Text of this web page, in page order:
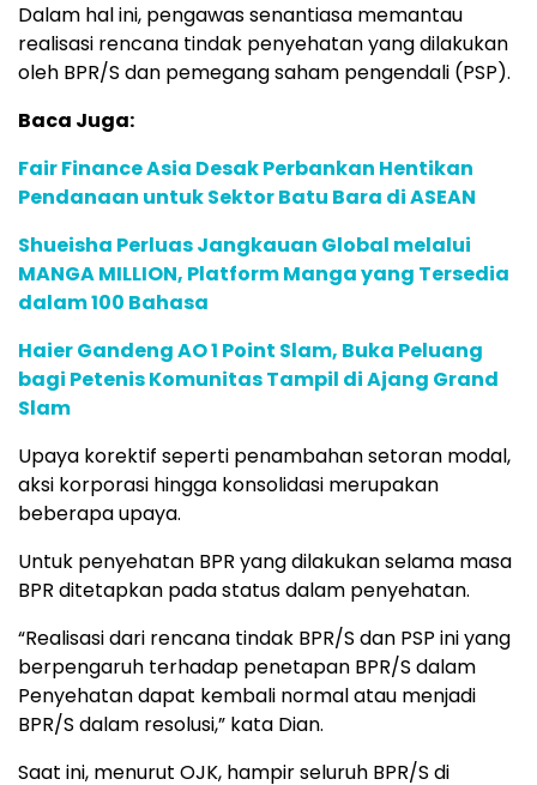
Dalam hal ini, pengawas senantiasa memantau
realisasi rencana tindak penyehatan yang dilakukan
oleh BPR/S dan pemegang saham pengendali (PSP).
Baca Juga:
Fair Finance Asia Desak Perbankan Hentikan
Pendanaan untuk Sektor Batu Bara di ASEAN
Shueisha Perluas Jangkauan Global melalui
MANGA MILLION, Platform Manga yang Tersedia
dalam 100 Bahasa
Haier Gandeng AO 1 Point Slam, Buka Peluang
bagi Petenis Komunitas Tampil di Ajang Grand
Slam
Upaya korektif seperti penambahan setoran modal,
aksi korporasi hingga konsolidasi merupakan
beberapa upaya.
Untuk penyehatan BPR yang dilakukan selama masa
BPR ditetapkan pada status dalam penyehatan.
“Realisasi dari rencana tindak BPR/S dan PSP ini yang
berpengaruh terhadap penetapan BPR/S dalam
Penyehatan dapat kembali normal atau menjadi
BPR/S dalam resolusi,” kata Dian.
Saat ini, menurut OJK, hampir seluruh BPR/S di